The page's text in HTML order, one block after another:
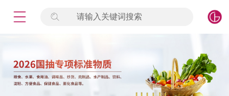
请输入关键词搜索
标准物质